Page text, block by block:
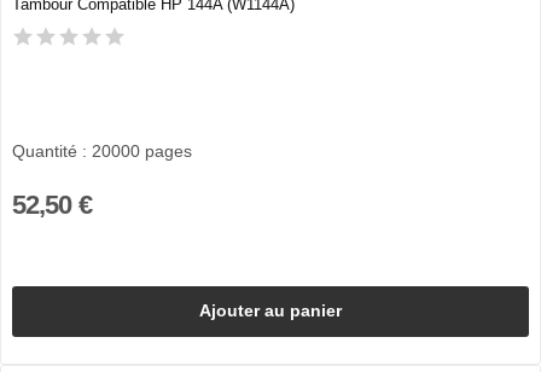
Tambour Compatible HP 144A (W1144A)
Quantité : 20000 pages
52,50 €
Ajouter au panier